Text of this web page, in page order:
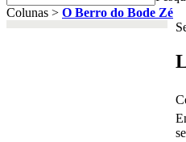
Colunas > O Berro do Bode Zé